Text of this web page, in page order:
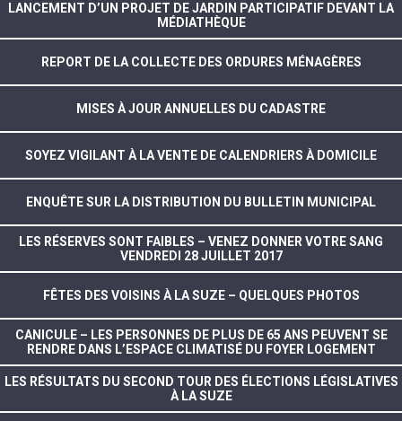
LANCEMENT D’UN PROJET DE JARDIN PARTICIPATIF DEVANT LA
MÉDIATHÈQUE
REPORT DE LA COLLECTE DES ORDURES MÉNAGÈRES
MISES À JOUR ANNUELLES DU CADASTRE
SOYEZ VIGILANT À LA VENTE DE CALENDRIERS À DOMICILE
ENQUÊTE SUR LA DISTRIBUTION DU BULLETIN MUNICIPAL
LES RÉSERVES SONT FAIBLES – VENEZ DONNER VOTRE SANG
VENDREDI 28 JUILLET 2017
FÊTES DES VOISINS À LA SUZE – QUELQUES PHOTOS
CANICULE – LES PERSONNES DE PLUS DE 65 ANS PEUVENT SE
RENDRE DANS L’ESPACE CLIMATISÉ DU FOYER LOGEMENT
LES RÉSULTATS DU SECOND TOUR DES ÉLECTIONS LÉGISLATIVES
À LA SUZE